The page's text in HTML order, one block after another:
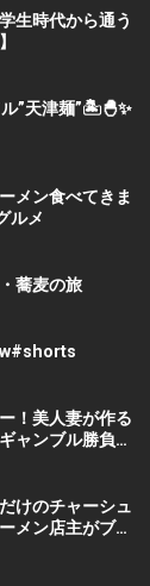
生時代から通う
”天津麺”🏝🐣✨
メン食べてきま
ルメ
蕎麦の旅
w#shorts
！美人妻が作る
ャンブル勝負め
けのチャーシュ
メン店主がブチ